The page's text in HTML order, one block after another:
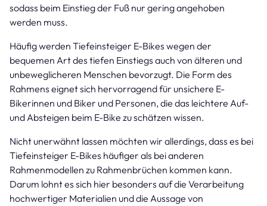
sodass beim Einstieg der Fuß nur gering angehoben
werden muss.
Häufig werden Tiefeinsteiger E-Bikes wegen der
bequemen Art des tiefen Einstiegs auch von älteren und
unbeweglicheren Menschen bevorzugt. Die Form des
Rahmens eignet sich hervorragend für unsichere E-
Bikerinnen und Biker und Personen, die das leichtere Auf-
und Absteigen beim E-Bike zu schätzen wissen.
Nicht unerwähnt lassen möchten wir allerdings, dass es bei
Tiefeinsteiger E-Bikes häufiger als bei anderen
Rahmenmodellen zu Rahmenbrüchen kommen kann.
Darum lohnt es sich hier besonders auf die Verarbeitung
hochwertiger Materialien und die Aussage von